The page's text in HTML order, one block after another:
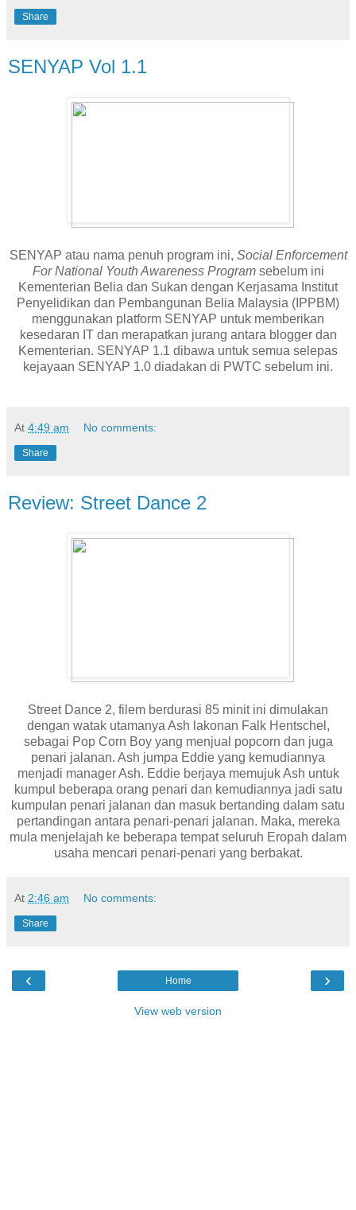
Share
SENYAP Vol 1.1
SENYAP atau nama penuh program ini, Social Enforcement
For National Youth Awareness Programsebelum ini
Kementerian Belia dan Sukan dengan Kerjasama Institut
Penyelidikan dan Pembangunan Belia Malaysia (IPPBM)
menggunakan platform SENYAP untuk memberikan
kesedaran IT dan merapatkan jurang antara blogger dan
Kementerian. SENYAP 1.1 dibawa untuk semua selepas
kejayaan SENYAP 1.0 diadakan di PWTC sebelum ini.
At 4:49 am No comments:
Share
Review: Street Dance 2
Street Dance 2, filem berdurasi 85 minit ini dimulakan
dengan watak utamanya Ash lakonan Falk Hentschel,
sebagai Pop Corn Boy yang menjual popcorn dan juga
penari jalanan. Ash jumpa Eddie yang kemudiannya
menjadi manager Ash. Eddie berjaya memujuk Ash untuk
kumpul beberapa orang penari dan kemudiannya jadi satu
kumpulan penari jalanan dan masuk bertanding dalam satu
pertandingan antara penari-penari jalanan. Maka, mereka
mula menjelajah ke beberapa tempat seluruh Eropah dalam
usaha mencari penari-penari yang berbakat.
At 2:46 am No comments:
Share
‹ ›
Home
View web version